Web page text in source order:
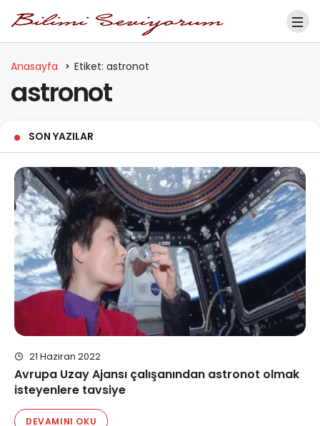
Anasayfa Etiket: astronot
astronot
SON YAZILAR
21 Haziran 2022
Avrupa Uzay Ajansı çalışanından astronot olmak
isteyenlere tavsiye
DEVAMINI OKU